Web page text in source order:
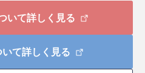
いて詳しく見る
て詳しく見る